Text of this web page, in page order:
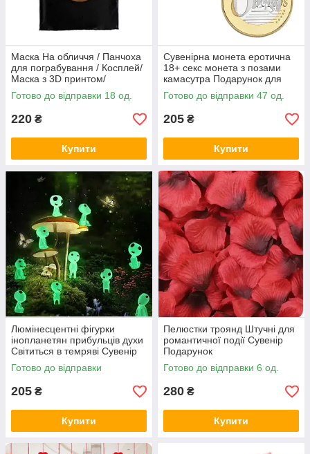
Маска На обличчя / Панчоха
для пограбування / Косплей/
Маска з 3D принтом/
Балаклава з принтом
обличчя
Готово до відправки 18 од.
220 ₴
Купити
Сувенірна монета еротична
18+ секс монета з позами
камасутра Подарунок для
дорослих
Готово до відправки 47 од.
205 ₴
Купити
Люмінесцентні фігурки
інопланетян прибульців духи
Світиться в темряві Сувенір
Подарунок
Готово до відправки
205 ₴
Купити
Пелюстки троянд Штучні для
романтичної події Сувенір
Подарунок
Готово до відправки 6 од.
280 ₴
Купити